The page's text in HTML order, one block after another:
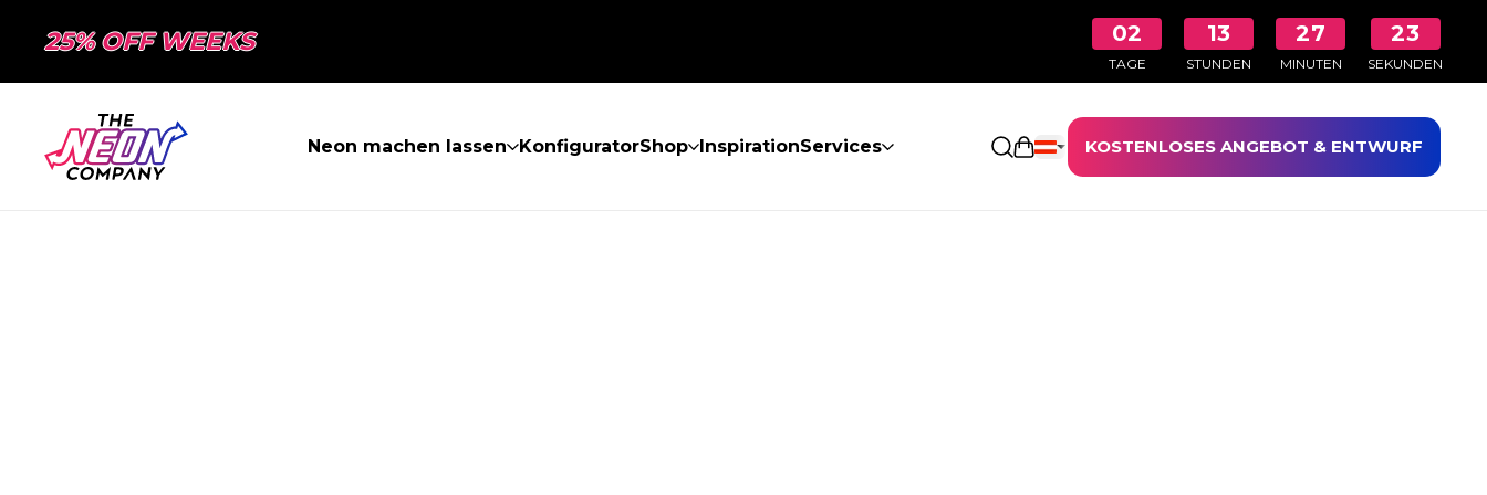
25% OFF WEEKS 02
TAGE
13
STUNDEN
27
MINUTEN
23
SEKUNDEN
Neon machen lassen KonfiguratorShop InspirationServices Einkaufswagen öffnen
KOSTENLOSES ANGEBOT & ENTWURF